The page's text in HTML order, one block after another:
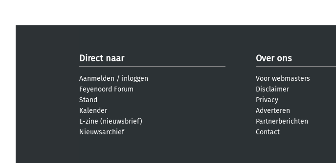
Direct naar
Aanmelden / inloggen
Feyenoord Forum
Stand
Kalender
E-zine (nieuwsbrief)
Nieuwsarchief
Over ons
Voor webmasters
Disclaimer
Privacy
Adverteren
Partnerberichten
Contact